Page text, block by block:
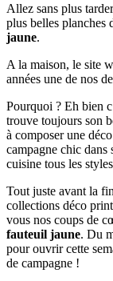
Allez sans plus
plus belles planches
jaune.
A la maison, le site
années une de nos
Pourquoi ? Eh bien
trouve toujours son
à composer une
campagne chic dans
cuisine tous les
Tout juste avant la
collections déco
vous nos coups de
fauteuil jaune. Du
pour ouvrir cette
de campagne !